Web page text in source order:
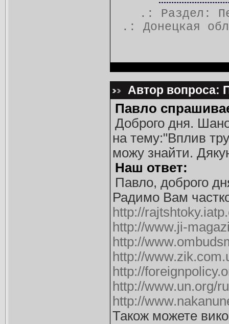
.: Раздел:
.: Донецкая
Автор вопроса:
Павло
Доброго дня.
на тему:"Вплив
можу знайти.
Наш ответ:
Павло, доброго
Радимо Вам
http://
http://www.ji-
http://
http://
http://
http://www.un.org/
http://
Також можете